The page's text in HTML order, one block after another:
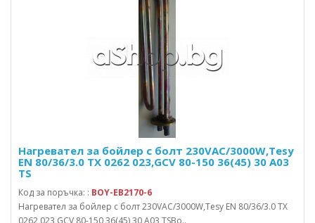
Нагревател за бойлер с болт 230VAC/3000W,Tesy
EN 80/36/3.0 TX 0262 023,GCV 80-150 36(45) 30 A03
TS
Код за поръчка: : BOY-EB2170-6
Нагревател за бойлер с болт 230VAC/3000W,Tesy EN 80/36/3.0 TX
0262 023,GCV 80-150 36(45) 30 A03 TSBo..